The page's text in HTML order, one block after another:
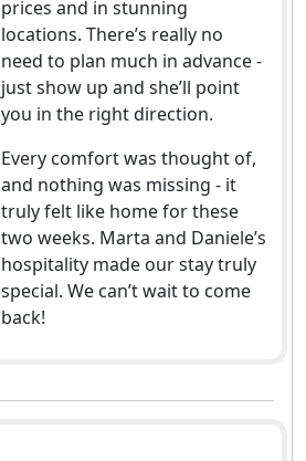
prices and in stunning
locations. There’s really no
need to plan much in advance -
just show up and she’ll point
you in the right direction.
Every comfort was thought of,
and nothing was missing - it
truly felt like home for these
two weeks. Marta and Daniele’s
hospitality made our stay truly
special. We can’t wait to come
back!